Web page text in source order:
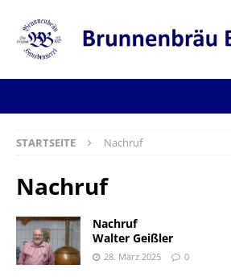
STARTSEITE Nachruf
Nachruf
Nachruf
Walter Geißler
28. März 2025 0